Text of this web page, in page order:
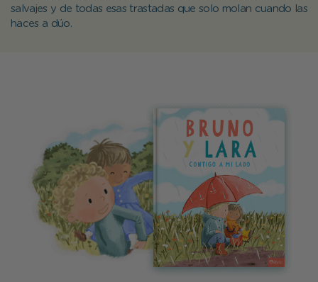
salvajes y de todas esas trastadas que solo molan cuando las
haces a dúo.